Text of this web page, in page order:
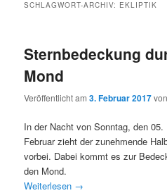
SCHLAGWORT-ARCHIV: EKLIPTIK
Sternbedeckung
Mond
Veröffentlicht am3. Februar 2017
In der Nacht von Sonntag, den
Februar zieht der zunehmende
vorbei. Dabei kommt es zur
den Mond.
Weiterlesen →